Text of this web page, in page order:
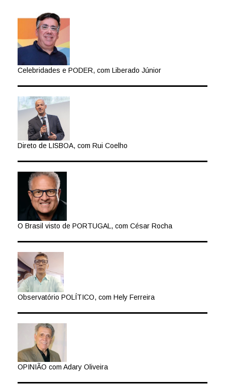
Celebridades e PODER, com Liberado Júnior
Direto de LISBOA, com Rui Coelho
O Brasil visto de PORTUGAL, com César Rocha
Observatório POLÍTICO, com Hely Ferreira
OPINIÃO com Adary Oliveira